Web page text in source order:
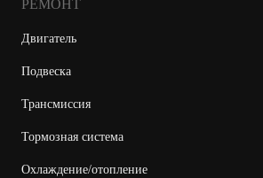
РЕМОНТ
Двигатель
Подвеска
Трансмиссия
Тормозная система
Охлаждение/отопление